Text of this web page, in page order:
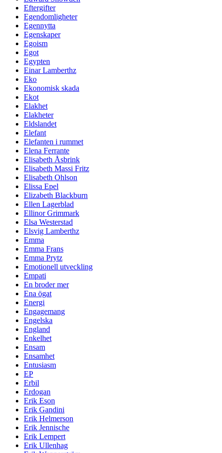
Eftergifter
Egendomligheter
Egennytta
Egenskaper
Egoism
Egot
Egypten
Einar Lamberthz
Eko
Ekonomisk skada
Ekot
Elakhet
Elakheter
Eldslandet
Elefant
Elefanten i rummet
Elena Ferrante
Elisabeth Åsbrink
Elisabeth Massi Fritz
Elisabeth Ohlson
Elissa Epel
Elizabeth Blackburn
Ellen Lagerblad
Ellinor Grimmark
Elsa Westerstad
Elsvig Lamberthz
Emma
Emma Frans
Emma Prytz
Emotionell utveckling
Empati
En broder mer
Ena ögat
Energi
Engagemang
Engelska
England
Enkelhet
Ensam
Ensamhet
Entusiasm
EP
Erbil
Erdogan
Erik Eson
Erik Gandini
Erik Helmerson
Erik Jennische
Erik Lempert
Erik Ullenhag